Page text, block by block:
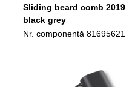
Sliding beard comb 2019
black grey
Nr. componentă 81695621